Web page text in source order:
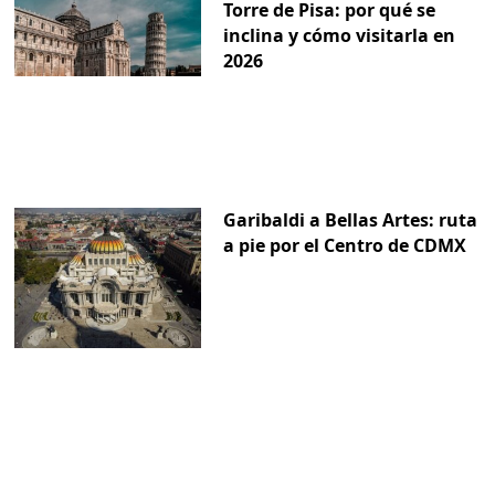
Torre de Pisa: por qué se
inclina y cómo visitarla en
2026
Garibaldi a Bellas Artes: ruta
a pie por el Centro de CDMX